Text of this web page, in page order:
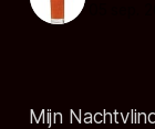
Mijn